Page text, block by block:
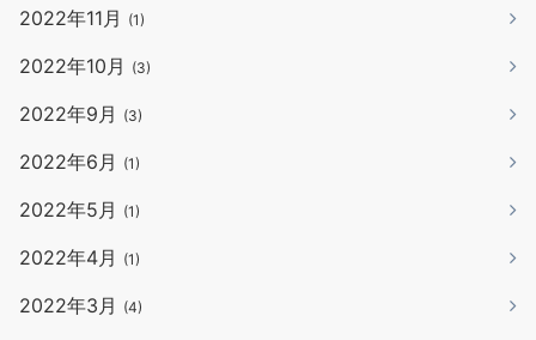
2022年11月 (1)
2022年10月 (3)
2022年9月 (3)
2022年6月 (1)
2022年5月 (1)
2022年4月 (1)
2022年3月 (4)